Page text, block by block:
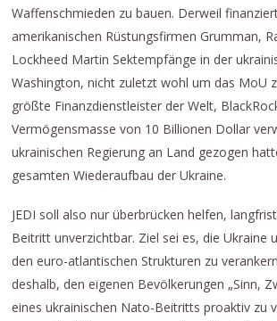
Waffenschmieden zu bauen. Derweil
amerikanischen Rüstungsfirmen Grumman,
Lockheed Martin Sektempfänge in der
Washington, nicht zuletzt wohl um das MoU
größte Finanzdienstleister der Welt,
Vermögensmasse von 10 Billionen Dollar
ukrainischen Regierung an Land gezogen
gesamten Wiederaufbau der Ukraine.
JEDI soll also nur überbrücken helfen,
Beitritt unverzichtbar. Ziel sei es, die Ukraine
den euro-atlantischen Strukturen zu
deshalb, den eigenen Bevölkerungen „Sinn,
eines ukrainischen Nato-Beitritts proaktiv zu